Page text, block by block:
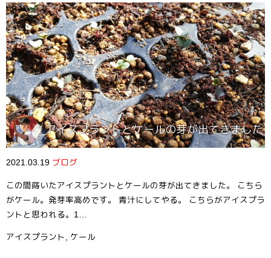
アイスプラントとケールの芽が出てきました
2021.03.19 ブログ
この間蒔いたアイスプラントとケールの芽が出てきました。 こちら
がケール。発芽率高めです。 青汁にしてやる。 こちらがアイスプラ
ントと思われる。1…
アイスプラント , ケール